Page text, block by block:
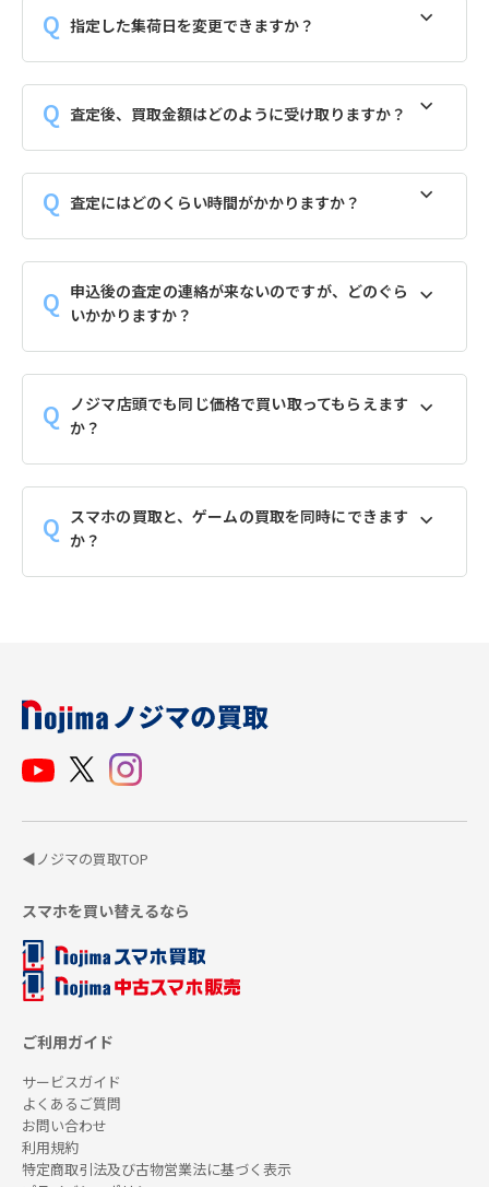
指定した集荷日を変更できますか？
査定後、買取金額はどのように受け取りますか？
査定にはどのくらい時間がかかりますか？
申込後の査定の連絡が来ないのですが、どのぐら
いかかりますか？
ノジマ店頭でも同じ価格で買い取ってもらえます
か？
スマホの買取と、ゲームの買取を同時にできます
か？
◀ノジマの買取TOP
スマホを買い替えるなら
ご利用ガイド
サービスガイド
よくあるご質問
お問い合わせ
利用規約
特定商取引法及び古物営業法に基づく表示